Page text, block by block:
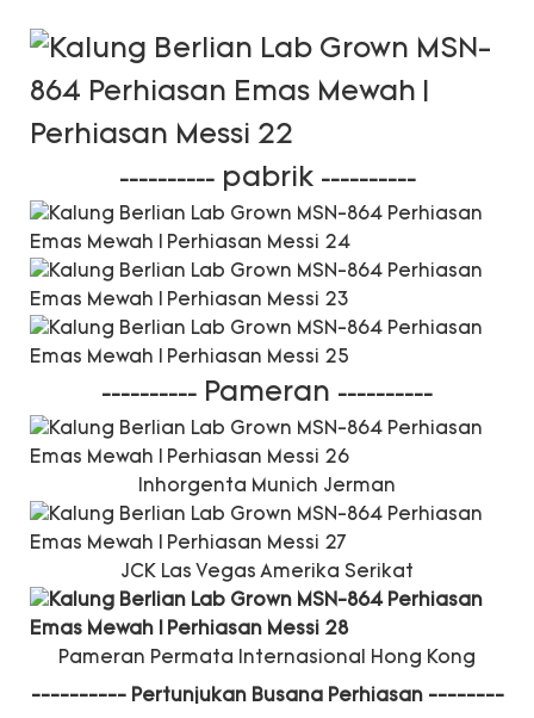
----------pabrik ----------
---------- Pameran ----------
Inhorgenta Munich Jerman
JCK Las Vegas Amerika Serikat
Pameran Permata Internasional Hong Kong
----------Pertunjukan Busana Perhiasan --------